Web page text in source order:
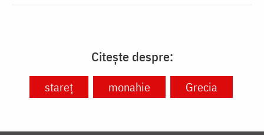
Citește despre:
stareț monahie Grecia